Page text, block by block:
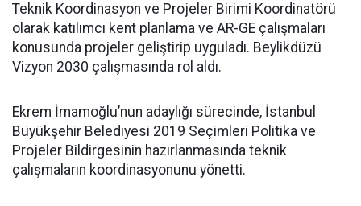
Teknik Koordinasyon ve Projeler Birimi Koordinatörü
olarak katılımcı kent planlama ve AR-GE çalışmaları
konusunda projeler geliştirip uyguladı. Beylikdüzü
Vizyon 2030 çalışmasında rol aldı.
Ekrem İmamoğlu’nun adaylığı sürecinde, İstanbul
Büyükşehir Belediyesi 2019 Seçimleri Politika ve
Projeler Bildirgesinin hazırlanmasında teknik
çalışmaların koordinasyonunu yönetti.